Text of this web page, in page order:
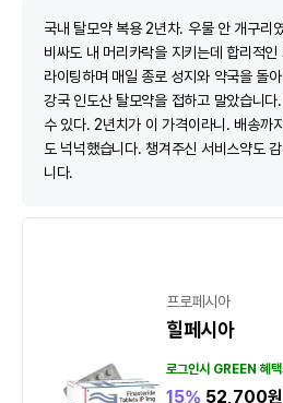
국내 탈모약 복용 2년차. 우물 안 개구리
비싸도 내 머리카락을 지키는데 합리적
라이팅하며 매일 종로 성지와 약국을 돌
강국 인도산 탈모약을 접하고 말았습니
수 있다. 2년치가 이 가격이라니. 배송까
도 넉넉했습니다. 챙겨주신 서비스약도
니다.
프로페시아
힐페시아
로그인시 GREEN 혜
15% 52,700원